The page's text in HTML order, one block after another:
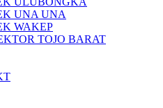
UNA UNA
WAKEP
TOJO BARAT